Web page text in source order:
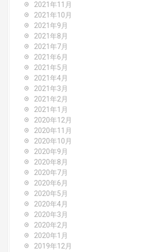
2021年11月
2021年10月
2021年9月
2021年8月
2021年7月
2021年6月
2021年5月
2021年4月
2021年3月
2021年2月
2021年1月
2020年12月
2020年11月
2020年10月
2020年9月
2020年8月
2020年7月
2020年6月
2020年5月
2020年4月
2020年3月
2020年2月
2020年1月
2019年12月